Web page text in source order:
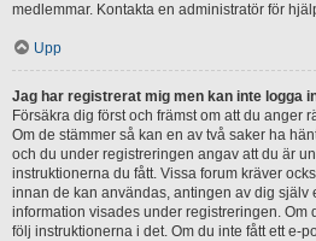
medlemmar. Kontakta en administratör för
Upp
Jag har registrerat mig men kan inte logga
Försäkra dig först och främst om att du anger
Om de stämmer så kan en av två saker ha
och du under registreringen angav att du är
instruktionerna du fått. Vissa forum kräver
innan de kan användas, antingen av dig själv
information visades under registreringen. Om
följ instruktionerna i det. Om du inte fått ett e-